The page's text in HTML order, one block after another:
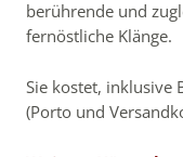
berührende und
fernöstliche Klänge.
Sie kostet, inklusive
(Porto und